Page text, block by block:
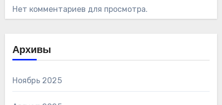
Нет комментариев для просмотра.
Архивы
Ноябрь 2025